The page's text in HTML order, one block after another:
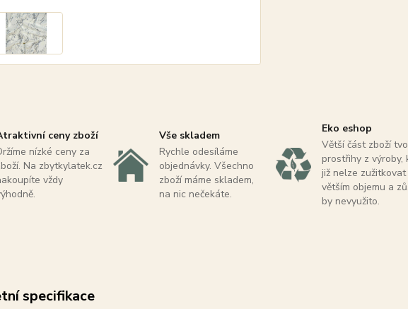
ceny zboží
nízké ceny za
Na zbytkylatek.cz
vždy
Vše skladem
Rychle odesíláme
objednávky. Všechno
zboží máme skladem,
na nic nečekáte.
Eko eshop
Větší část zboží
prostřihy z výroby,
již nelze zužitkovat
větším objemu a
by nevyužito.
specifikace